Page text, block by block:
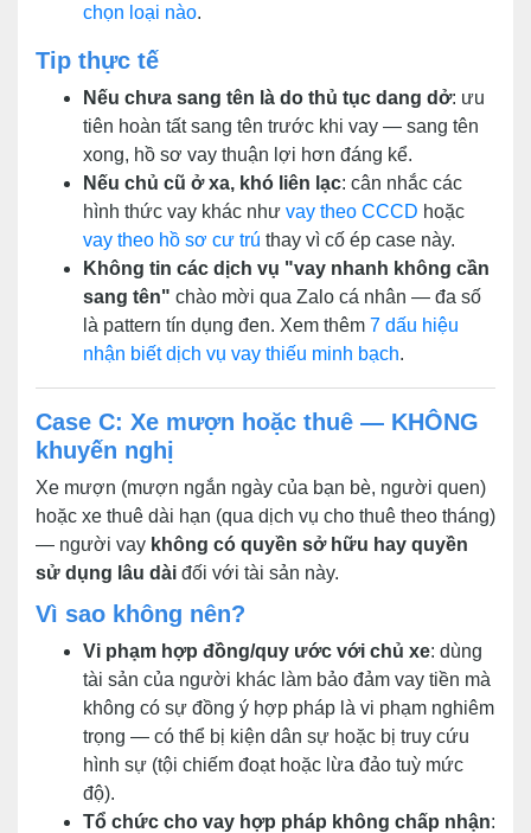
chọn loại nào.
Tip thực tế
Nếu chưa sang tên là do thủ tục dang dở: ưu
tiên hoàn tất sang tên trước khi vay — sang tên
xong, hồ sơ vay thuận lợi hơn đáng kể.
Nếu chủ cũ ở xa, khó liên lạc: cân nhắc các
hình thức vay khác như vay theo CCCD hoặc
vay theo hồ sơ cư trú thay vì cố ép case này.
Không tin các dịch vụ "vay nhanh không cần
sang tên" chào mời qua Zalo cá nhân — đa số
là pattern tín dụng đen. Xem thêm 7 dấu hiệu
nhận biết dịch vụ vay thiếu minh bạch.
Case C: Xe mượn hoặc thuê — KHÔNG
khuyến nghị
Xe mượn (mượn ngắn ngày của bạn bè, người quen)
hoặc xe thuê dài hạn (qua dịch vụ cho thuê theo tháng)
— người vay không có quyền sở hữu hay quyền
sử dụng lâu dài đối với tài sản này.
Vì sao không nên?
Vi phạm hợp đồng/quy ước với chủ xe: dùng
tài sản của người khác làm bảo đảm vay tiền mà
không có sự đồng ý hợp pháp là vi phạm nghiêm
trọng — có thể bị kiện dân sự hoặc bị truy cứu
hình sự (tội chiếm đoạt hoặc lừa đảo tuỳ mức
độ).
Tổ chức cho vay hợp pháp không chấp nhận: